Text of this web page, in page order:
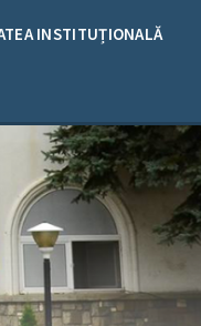
INSTITUȚIONALĂ